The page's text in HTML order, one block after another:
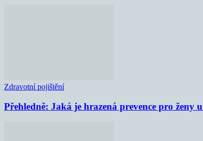
Zdravotní pojištění
Přehledně: Jaká je hrazená prevence pro ženy